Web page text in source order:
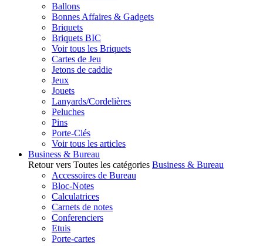
Ballons
Bonnes Affaires & Gadgets
Briquets
Briquets BIC
Voir tous les Briquets
Cartes de Jeu
Jetons de caddie
Jeux
Jouets
Lanyards/Cordelières
Peluches
Pins
Porte-Clés
Voir tous les articles
Business & Bureau
Retour vers Toutes les catégories Business & Bureau
Accessoires de Bureau
Bloc-Notes
Calculatrices
Carnets de notes
Conferenciers
Etuis
Porte-cartes